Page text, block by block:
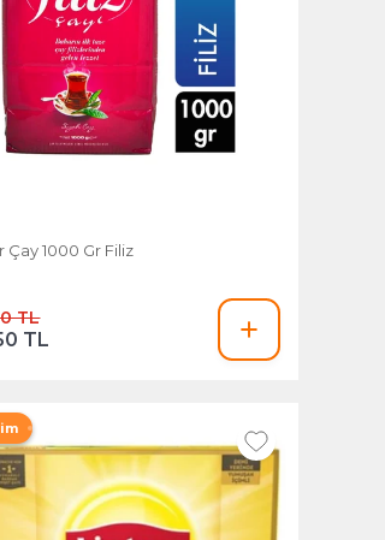
Çay 1000 Gr Filiz
TL
TL